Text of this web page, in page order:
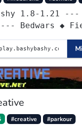
1.8-1.21 ---
Bedwars ◆
#creative #parkour